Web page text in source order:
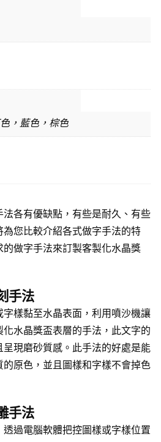
，藍色，棕色
各有優缺點，有些是耐久、有些
您比較介紹各式做字手法的特
做字手法來訂製客製化水晶獎
手法
樣黏至水晶表面，利用噴沙機讓
水晶獎盃表層的手法，此文字的
現磨砂質感。此手法的好處是能
原色，並且圖樣和字樣不會掉色
手法
過電腦軟體把控圖樣或字樣位置